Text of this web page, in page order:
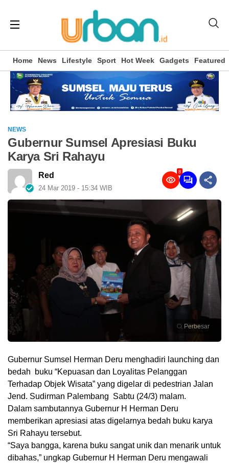
Home News Lifestyle Sport Hot Week Gadgets Featured
NEWS
Gubernur Sumsel Apresiasi Buku
Karya Sri Rahayu
Red
24 Mar 2019 - 15:34 WIB
8
Perbesar
Gubernur Sumsel Herman Deru menghadiri launching dan
bedah buku “Kepuasan dan Loyalitas Pelanggan
Terhadap Objek Wisata” yang digelar di pedestrian Jalan
Jend. Sudirman Palembang Sabtu (24/3) malam.
Dalam sambutannya Gubernur H Herman Deru
memberikan apresiasi atas digelarnya bedah buku karya
Sri Rahayu tersebut.
“Saya bangga, karena buku sangat unik dan menarik untuk
dibahas,” ungkap Gubernur H Herman Deru mengawali